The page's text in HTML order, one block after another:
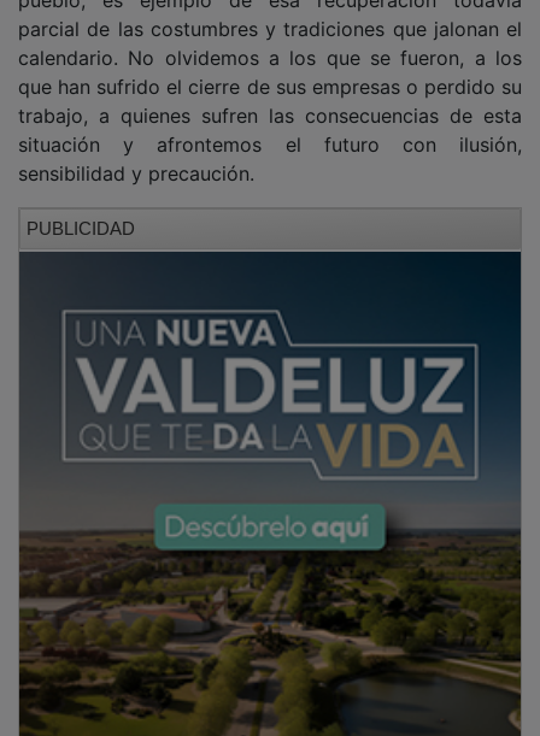
parcial de las costumbres y tradiciones que jalonan el
calendario. No olvidemos a los que se fueron, a los
que han sufrido el cierre de sus empresas o perdido su
trabajo, a quienes sufren las consecuencias de esta
situación y afrontemos el futuro con ilusión,
sensibilidad y precaución.